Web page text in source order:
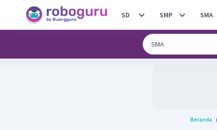
SD SMP SMA
Beranda